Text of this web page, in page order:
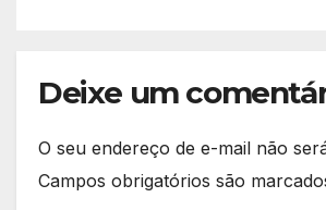
Deixe um
O seu endereço de e-mail não
Campos obrigatórios são